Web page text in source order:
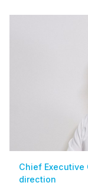
Chief Executive
direction